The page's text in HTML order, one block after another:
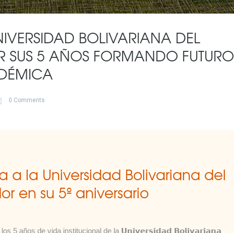
BOLIVARIANA DEL
SUS 5 AÑOS FORMANDO FUTURO
0 Comments
a la Universidad Bolivariana del
en su 5º aniversario
5 años de vida institucional de la 𝗨𝗻𝗶𝘃𝗲𝗿𝘀𝗶𝗱𝗮𝗱 𝗕𝗼𝗹𝗶𝘃𝗮𝗿𝗶𝗮𝗻𝗮